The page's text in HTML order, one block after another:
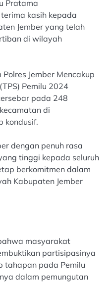
Pratama
terima kasih kepada
Jember yang telah
di wilayah
Jember Mencakup
Pemilu 2024
pada 248
di
kondusif.
dengan penuh rasa
tinggi kepada seluruh
berkomitmen dalam
Kabupaten Jember
masyarakat
partisipasinya
tahapan pada Pemilu
dalam pemungutan